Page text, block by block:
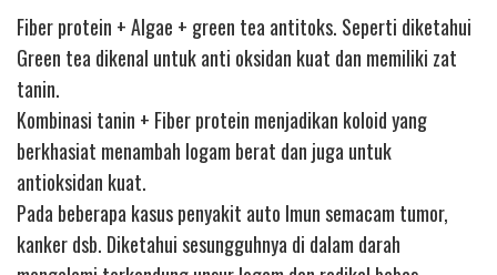
Fiber protein + Algae + green tea antitoks. Seperti diketahui
Green tea dikenal untuk anti oksidan kuat dan memiliki zat
tanin.
Kombinasi tanin + Fiber protein menjadikan koloid yang
berkhasiat menambah logam berat dan juga untuk
antioksidan kuat.
Pada beberapa kasus penyakit auto Imun semacam tumor,
kanker dsb. Diketahui sesungguhnya di dalam darah